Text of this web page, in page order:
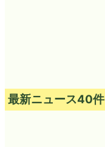
最新ニュース40件